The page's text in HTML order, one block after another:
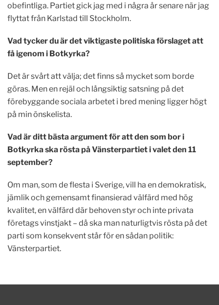
obefintliga. Partiet gick jag med i några år senare när jag
flyttat från Karlstad till Stockholm.
Vad tycker du är det viktigaste politiska förslaget att
få igenom i Botkyrka?
Det är svårt att välja; det finns så mycket som borde
göras. Men en rejäl och långsiktig satsning på det
förebyggande sociala arbetet i bred mening ligger högt
på min önskelista.
Vad är ditt bästa argument för att den som bor i
Botkyrka ska rösta på Vänsterpartiet i valet den 11
september?
Om man, som de flesta i Sverige, vill ha en demokratisk,
jämlik och gemensamt finansierad välfärd med hög
kvalitet, en välfärd där behoven styr och inte privata
företags vinstjakt – då ska man naturligtvis rösta på det
parti som konsekvent står för en sådan politik:
Vänsterpartiet.